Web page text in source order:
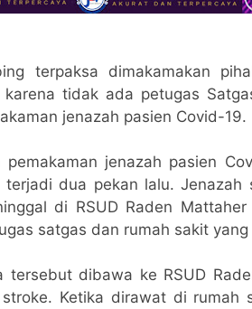
terpaksa dimakamakan
tidak ada petugas
jenazah pasien Covid-19.
pemakaman jenazah pasien
terjadi dua pekan lalu.
di RSUD Raden
satgas dan rumah sakit
tersebut dibawa ke RSUD
Ketika dirawat di rumah